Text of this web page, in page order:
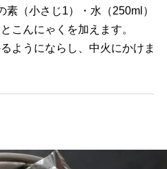
素（小さじ1）・水（250ml）
こんにゃくを加えます。
ようにならし、中火にかけま